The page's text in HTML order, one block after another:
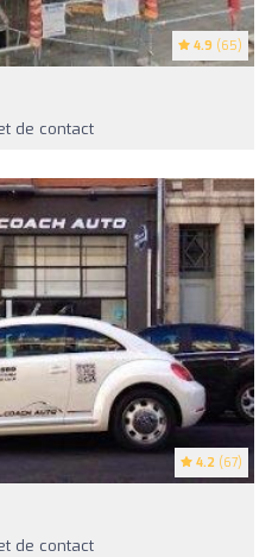
4.9 (65)
de contact
4.2 (67)
de contact